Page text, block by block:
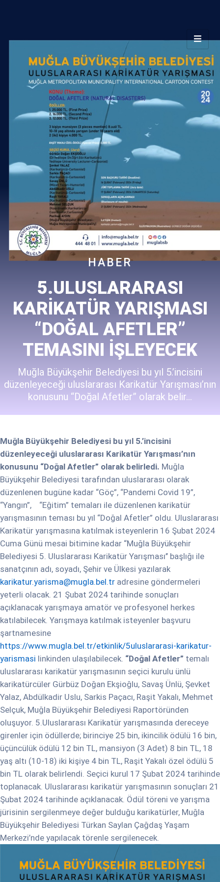
HABER
5.ULUSLARARASI
KARIKATÜR YARIŞMASI
“DOĞAL AFETLER”
TEMASINI İŞLEYECEK
Muğla Büyükşehir Belediyesi bu yıl 5.’incisini
düzenleyeceği uluslararası Karikatür Yarışması’nın
konusunu “Doğal Afetler” olarak belir...
Muğla Büyükşehir Belediyesi bu yıl 5.’incisini
düzenleyeceği uluslararası Karikatür Yarışması’nın
konusunu “Doğal Afetler” olarak belirledi. Muğla
Büyükşehir Belediyesi tarafından uluslararası olarak
düzenlenen bugüne kadar “Göç”, “Pandemi Covid 19”,
“Yangın”, “Eğitim” temaları ile düzenlenen karikatür
yarışmasının teması bu yıl “Doğal Afetler” oldu. Uluslararası
Karikatür yarışmasına katılmak isteyenlerin 16 Şubat 2024
Cuma Günü mesai bitimine kadar “Muğla Büyükşehir
Belediyesi 5. Uluslararası Karikatür Yarışması’’ başlığı ile
sanatçının adı, soyadı, Şehir ve Ülkesi yazılarak
karikatur.yarisma@mugla.bel.tr adresine göndermeleri
yeterli olacak. 21 Şubat 2024 tarihinde sonuçları
açıklanacak yarışmaya amatör ve profesyonel herkes
katılabilecek. Yarışmaya katılmak isteyenler başvuru
şartnamesine
https://www.mugla.bel.tr/etkinlik/5uluslararasi-karikatur-
yarismasi linkinden ulaşılabilecek. “Doğal Afetler” temalı
uluslararası karikatür yarışmasının seçici kurulu ünlü
karikatürcüler Gürbüz Doğan Ekşioğlu, Savaş Ünlü, Şevket
Yalaz, Abdülkadir Uslu, Sarkis Paçacı, Raşit Yakalı, Mehmet
Selçuk, Muğla Büyükşehir Belediyesi Raportöründen
oluşuyor. 5.Uluslararası Karikatür yarışmasında dereceye
girenler için ödüllerde; birinciye 25 bin, ikincilik ödülü 16 bin,
üçüncülük ödülü 12 bin TL, mansiyon (3 Adet) 8 bin TL, 18
yaş altı (10-18) iki kişiye 4 bin TL, Raşit Yakalı özel ödülü 5
bin TL olarak belirlendi. Seçici kurul 17 Şubat 2024 tarihinde
toplanacak. Uluslararası karikatür yarışmasının sonuçları 21
Şubat 2024 tarihinde açıklanacak. Ödül töreni ve yarışma
jürisinin sergilenmeye değer bulduğu karikatürler, Muğla
Büyükşehir Belediyesi Türkan Saylan Çağdaş Yaşam
Merkezi’nde yapılacak törenle sergilenecek.